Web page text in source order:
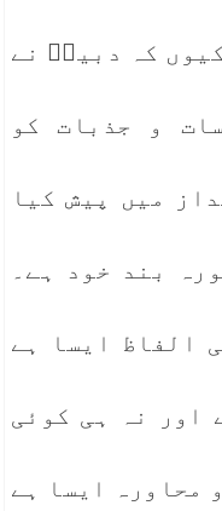
کہ دبیرؔ نے
و جذبات کو
میں پیش کیا
بند خود ہے۔
الفاظ ایسا ہے
اور نہ ہی کوئی
محاورہ ایسا ہے